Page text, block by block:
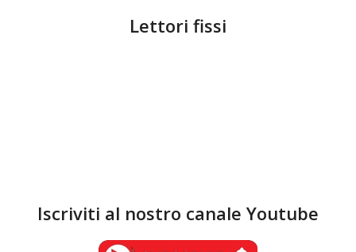
Lettori fissi
Iscriviti al nostro canale Youtube